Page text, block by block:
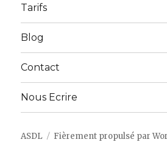
Tarifs
Blog
Contact
Nous Ecrire
ASDL Fièrement propulsé par